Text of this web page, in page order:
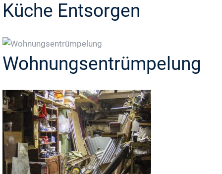
Küche Entsorgen
Wohnungsentrümpelung